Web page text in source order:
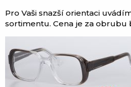
Pro Vaši snazší orientaci
sortimentu. Cena je za obrubu